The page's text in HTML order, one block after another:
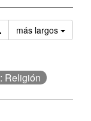
más largos
: Religión